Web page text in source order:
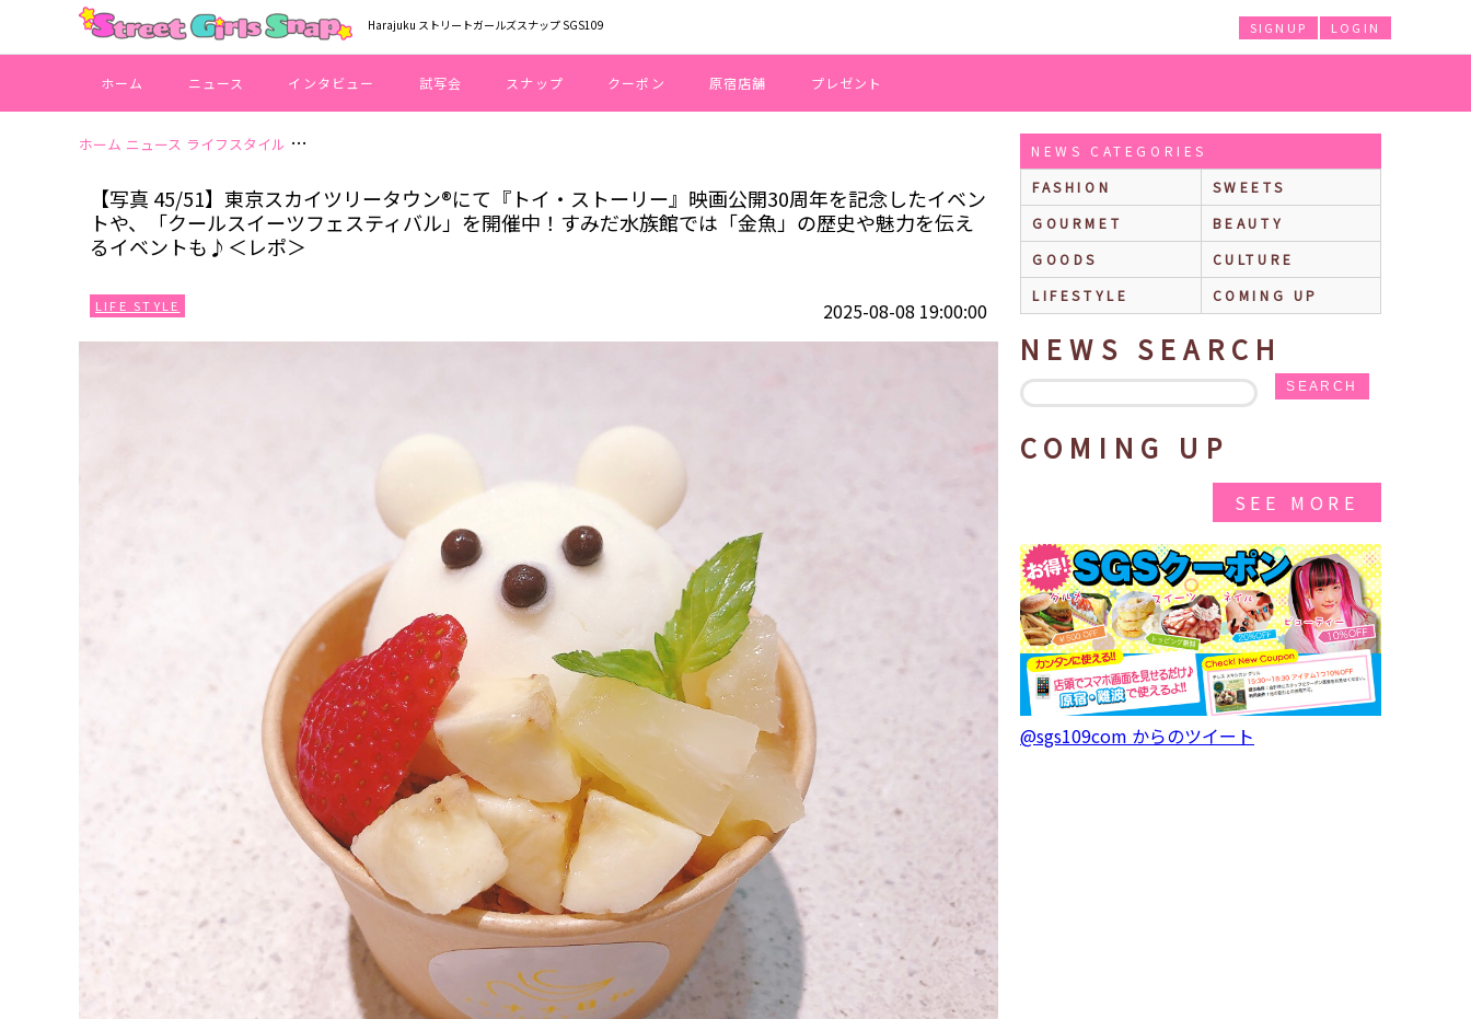
Harajuku ストリートガールズスナップ SGS109 LOGIN
SIGNUP
ホーム ニュース インタビュー 試写会 スナップ クーポン 原宿店舗 プレゼント
ホーム ニュース ライフスタイル 【写真 45/51】東京スカイツリータウン®にて『トイ・ストーリー』映画公開30周年を記念したイベントや、「クールスイーツフェスティバル」を開催中！すみだ水族館では「金魚」
【写真 45/51】東京スカイツリータウン®にて『トイ・ストーリー』映画公開30周年を記念したイベン
トや、「クールスイーツフェスティバル」を開催中！すみだ水族館では「金魚」の歴史や魅力を伝え
るイベントも♪＜レポ＞
LIFE STYLE 2025-08-08 19:00:00
NEWS CATEGORIES
FASHION
SWEETS
GOURMET
BEAUTY
GOODS
CULTURE
LIFESTYLE
COMING UP
NEWS SEARCH
SEARCH
COMING UP
SEE MORE
@sgs109com からのツイート